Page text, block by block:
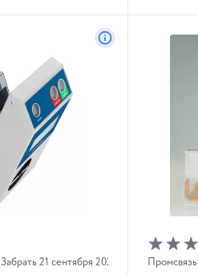
Забрать 21 сентября 2026 г. Промсвязь